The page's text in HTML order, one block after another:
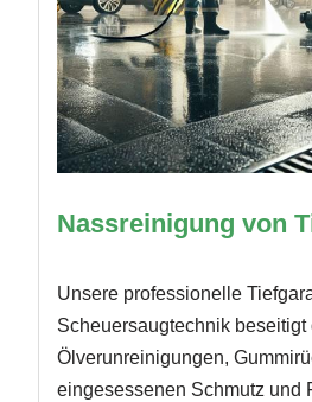
Nassreinigung von
Unsere professionelle
Scheuersaugtechnik beseitigt
Ölverunreinigungen,
eingesessenen Schmutz und